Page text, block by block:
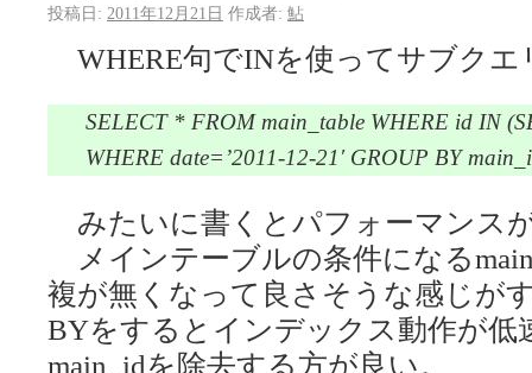
投稿日: 2011年12月21日 作成者: 鮎
WHERE句でINを使ってサブクエ
SELECT * FROM main_table WHERE id IN
WHERE date=’2011-12-21′ GROUP BY
みたいに書くとパフォーマンス
メインテーブルの条件になる
複が無くなって良さそうな感じが
BYをするとインデックス動作が低
main_idを除去する方が良い。